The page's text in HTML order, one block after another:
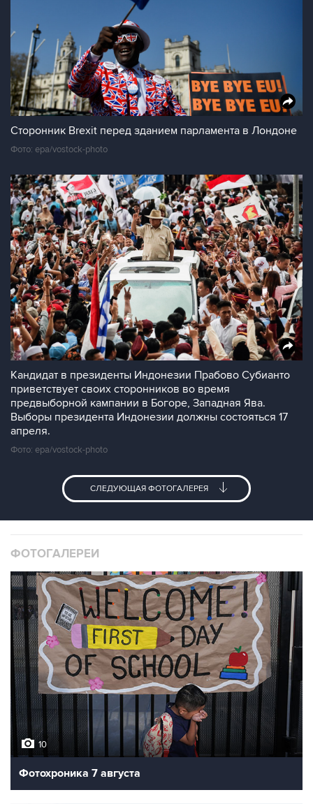
Сторонник Brexit перед зданием парламента в Лондоне
Фото: epa/vostock-photo
Кандидат в президенты Индонезии Прабово Субианто
приветствует своих сторонников во время
предвыборной кампании в Богоре, Западная Ява.
Выборы президента Индонезии должны состояться 17
апреля.
Фото: epa/vostock-photo
СЛЕДУЮЩАЯ ФОТОГАЛЕРЕЯ
ФОТОГАЛЕРЕИ
10
Фотохроника 7 августа